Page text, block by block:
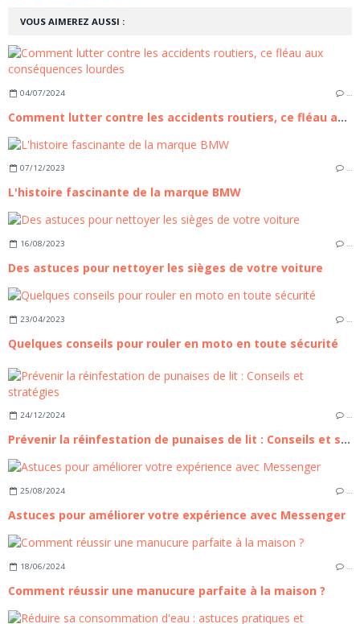
VOUS AIMEREZ AUSSI :
04/07/2024 …
Comment lutter contre les accidents routiers, ce fléau aux conséquences lourdes
07/12/2023 …
L'histoire fascinante de la marque BMW
16/08/2023 …
Des astuces pour nettoyer les sièges de votre voiture
23/04/2023 …
Quelques conseils pour rouler en moto en toute sécurité
24/12/2024 …
Prévenir la réinfestation de punaises de lit : Conseils et stratégies
25/08/2024 …
Astuces pour améliorer votre expérience avec Messenger
18/06/2024
Comment réussir une manucure parfaite à la maison ?